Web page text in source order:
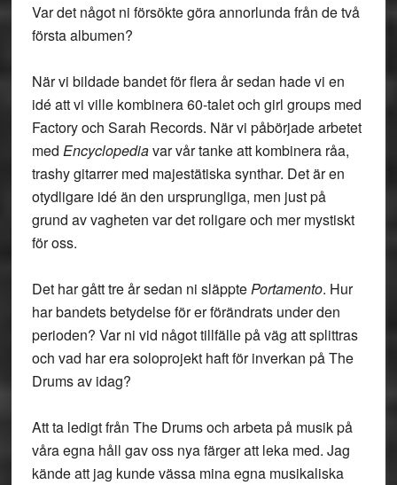
Var det något ni försökte göra annorlunda från de två
första albumen?
När vi bildade bandet för flera år sedan hade vi en
idé att vi ville kombinera 60-talet och girl groups med
Factory och Sarah Records. När vi påbörjade arbetet
med Encyclopediavar vår tanke att kombinera råa,
trashy gitarrer med majestätiska synthar. Det är en
otydligare idé än den ursprungliga, men just på
grund av vagheten var det roligare och mer mystiskt
för oss.
Det har gått tre år sedan ni släpptePortamento. Hur
har bandets betydelse för er förändrats under den
perioden? Var ni vid något tillfälle på väg att splittras
och vad har era soloprojekt haft för inverkan på The
Drums av idag?
Att ta ledigt från The Drums och arbeta på musik på
våra egna håll gav oss nya färger att leka med. Jag
kände att jag kunde vässa mina egna musikaliska